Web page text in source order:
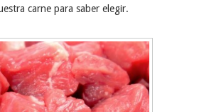
carne para saber elegir.